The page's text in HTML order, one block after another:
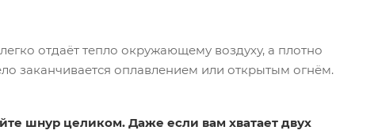
отдаёт тепло окружающему воздуху, а плотно
заканчивается оплавлением или открытым огнём.
шнур целиком. Даже если вам хватает двух